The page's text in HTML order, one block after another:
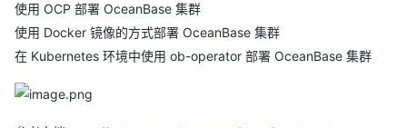
使用 OCP 部署 OceanBase 集群
使用 Docker 镜像的方式部署 OceanBase 集群
在 Kubernetes 环境中使用 ob-operator 部署 OceanBase 集群